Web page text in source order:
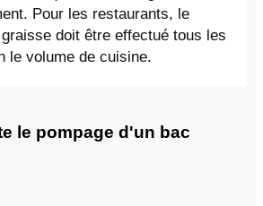
Pour les restaurants, le
doit être effectué tous les
le volume de cuisine.
le pompage d'un bac